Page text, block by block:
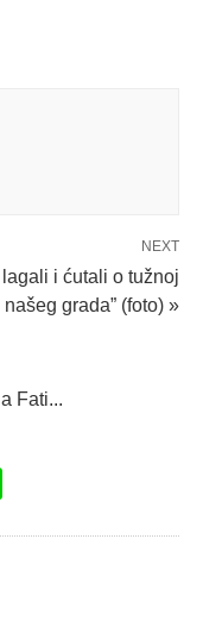
NEXT
i ćutali o tužnoj
grada” (foto) »
Fati...